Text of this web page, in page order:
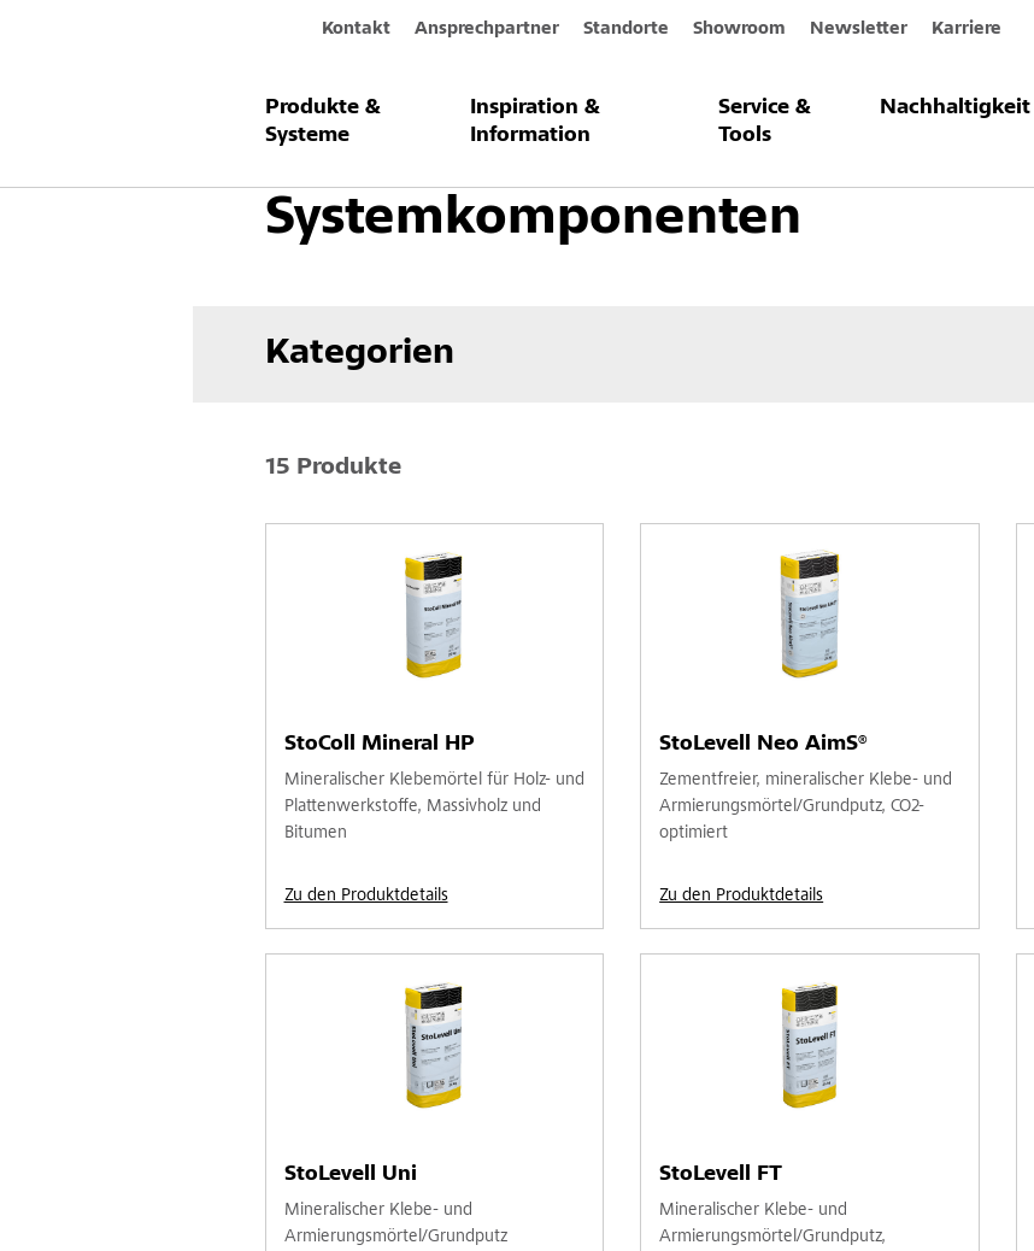
Kontakt Ansprechpartner Standorte Showroom Newsletter Karriere
Produkte &
Systeme
Inspiration &
Information
Service &
Tools
Nachhaltigkeit
Produkte & Systeme Fassade Wärmedämm-Verbundsysteme Systemkomponenten
Systemkomponenten
Kategorien
15 Produkte
StoColl Mineral HP
Mineralischer Klebemörtel für Holz- und
Plattenwerkstoffe, Massivholz und
Bitumen
Zu den Produktdetails
StoLevell Neo AimS®
Zementfreier, mineralischer Klebe- und
Armierungsmörtel/Grundputz, CO2-
optimiert
Zu den Produktdetails
StoLevell Uni
Mineralischer Klebe- und
Armierungsmörtel/Grundputz
StoLevell FT
Mineralischer Klebe- und
Armierungsmörtel/Grundputz,